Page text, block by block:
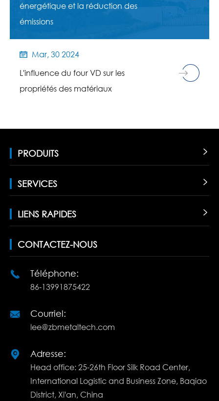
énergétique et la réduction des
émissions

Mar, 30 2024
L'influence du four VD sur les
propriétés des matériaux
PRODUITS 
SERVICES 
LIENS RAPIDES 
CONTACTEZ-NOUS
 Téléphone:
86-13991875422
 Courriel:
lee@zbmetaltech.com
 Adresse:
Head office: 25-26th Floor Silk Road Center,
International Logistic and Business Zone, Baqiao
District, Xi'an, China